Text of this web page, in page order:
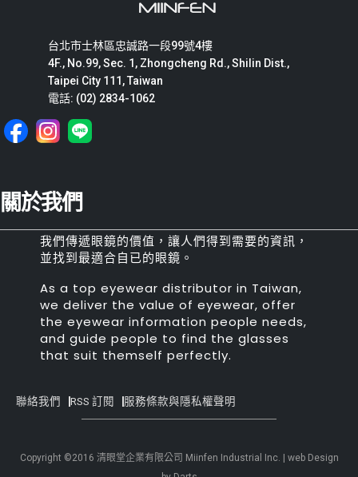
台北市士林區忠誠路一段99號4樓
4F., No.99, Sec. 1, Zhongcheng Rd., Shilin Dist.,
Taipei City 111, Taiwan
電話: (02) 2834-1062
關於我們
我們傳遞眼鏡的價值，讓人們得到需要的資訊，
並找到最適合自已的眼鏡。
As a top eyewear distributor in Taiwan,
we deliver the value of eyewear, offer
the eyewear information people needs,
and guide people to find the glasses
that suit themself perfectly.
聯絡我們 RSS 訂閱 服務條款與隱私權聲明
Copyright ©2016 清眼堂企業有限公司 Miinfen Industrial Inc. | web Design